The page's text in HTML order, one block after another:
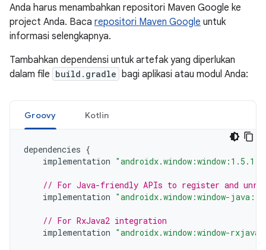
Anda harus menambahkan repositori Maven Google ke
project Anda. Baca repositori Maven Google untuk
informasi selengkapnya.
Tambahkan dependensi untuk artefak yang diperlukan
dalam file build.gradle bagi aplikasi atau modul Anda:
Groovy Kotlin
dependencies {
implementation "androidx.window:window:1.5.1"
// For Java-friendly APIs to register and
implementation "androidx.window:window-
// For RxJava2 integration
implementation "androidx.window:window-